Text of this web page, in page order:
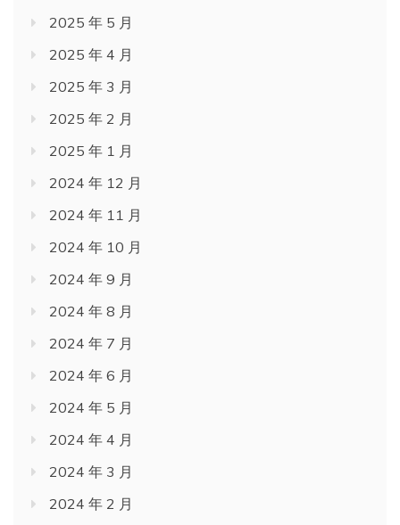
2025 年 5 月
2025 年 4 月
2025 年 3 月
2025 年 2 月
2025 年 1 月
2024 年 12 月
2024 年 11 月
2024 年 10 月
2024 年 9 月
2024 年 8 月
2024 年 7 月
2024 年 6 月
2024 年 5 月
2024 年 4 月
2024 年 3 月
2024 年 2 月